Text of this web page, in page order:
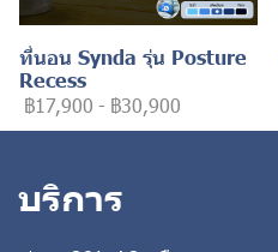
ที่นอน Synda รุ่น Posture
Recess
฿17,900 - ฿30,900
บริการ